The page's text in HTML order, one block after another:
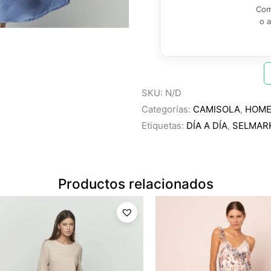
o
SKU: N/D
Categorías: CAMISOLA,
Etiquetas: DÍA A DÍA,
Productos relacionados